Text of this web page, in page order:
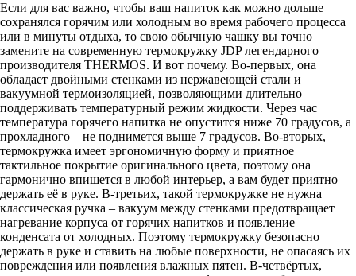
Если для вас важно, чтобы ваш напиток как можно дольше
сохранялся горячим или холодным во время рабочего процесса
или в минуты отдыха, то свою обычную чашку вы точно
замените на современную термокружку JDP легендарного
производителя THERMOS. И вот почему. Во-первых, она
обладает двойными стенками из нержавеющей стали и
вакуумной термоизоляцией, позволяющими длительно
поддерживать температурный режим жидкости. Через час
температура горячего напитка не опустится ниже 70 градусов, а
прохладного – не поднимется выше 7 градусов. Во-вторых,
термокружка имеет эргономичную форму и приятное
тактильное покрытие оригинального цвета, поэтому она
гармонично впишется в любой интерьер, а вам будет приятно
держать её в руке. В-третьих, такой термокружке не нужна
классическая ручка – вакуум между стенками предотвращает
нагревание корпуса от горячих напитков и появление
конденсата от холодных. Поэтому термокружку безопасно
держать в руке и ставить на любые поверхности, не опасаясь их
повреждения или появления влажных пятен. В-четвёртых,